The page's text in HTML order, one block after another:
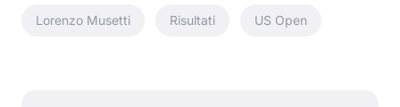
Lorenzo Musetti Risultati US Open